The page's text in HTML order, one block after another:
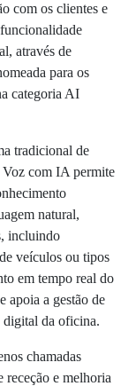
com os clientes e
através de
para os
categoria AI
tradicional de
com IA permite
natural,
incluindo
veículos ou tipos
em tempo real do
apoia a gestão de
digital da oficina.
chamadas
receção e melhoria